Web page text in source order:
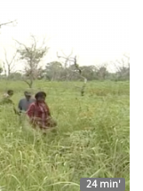
24 min'